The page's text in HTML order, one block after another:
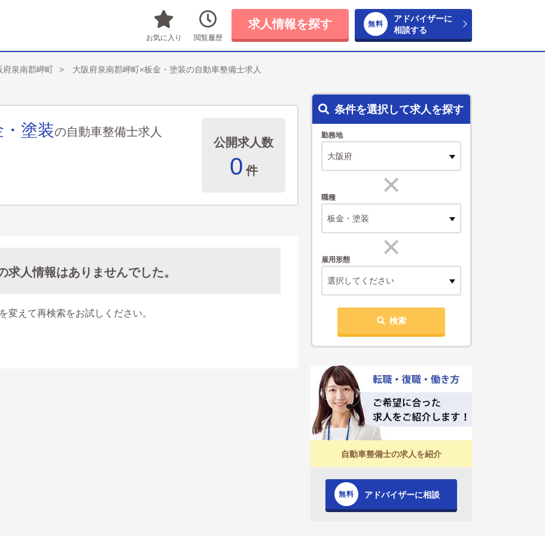
お気に入り 閲覧履歴
求人情報を探す
アドバイザーに
相談する
府泉南郡岬町 大阪府泉南郡岬町×板金・塗装の自動車整備士求人
塗装の自動車整備士求人
公開求人数
0 件
求人情報はありませんでした。
変えて再検索をお試しください。
条件を選択して求人を探す
勤務地
職種
板金・塗装
雇用形態
選択してください
検索
自動車整備士の求人を紹介
アドバイザーに相談